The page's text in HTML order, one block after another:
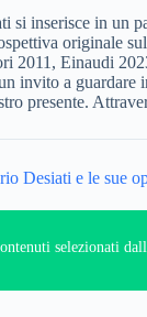
si inserisce in un
originale
2011, Einaudi
invito a guardare
presente.
Desiati e le sue
selezionati